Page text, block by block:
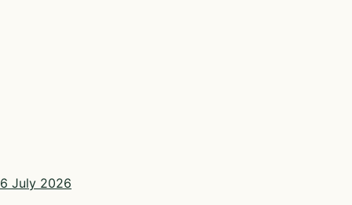
6 July 2026